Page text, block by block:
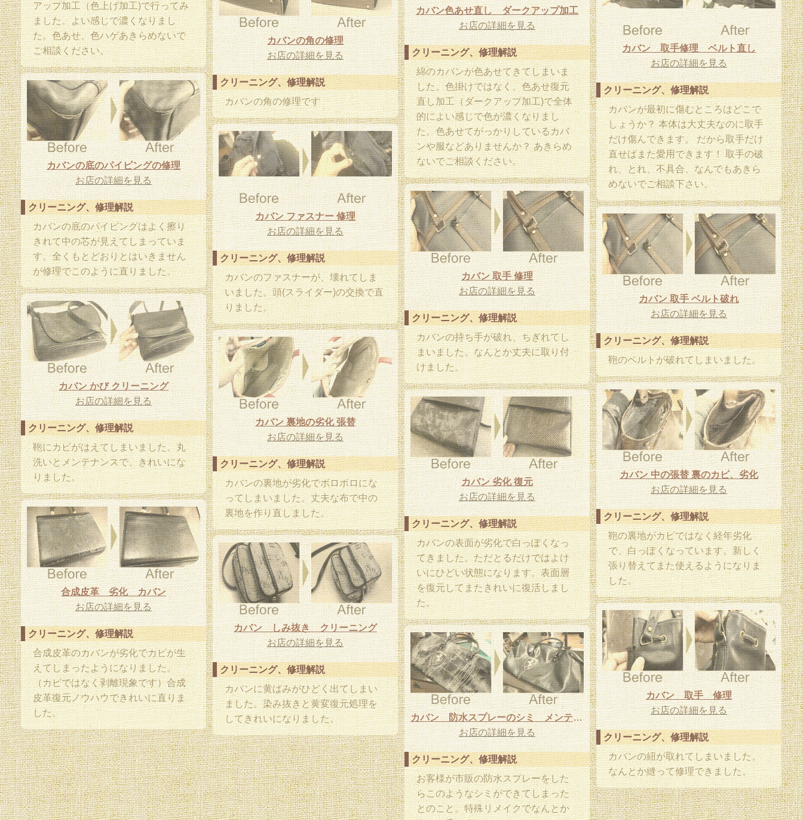
アップ加工（色上げ加工)で行ってみ
ました。よい感じで濃くなりまし
た。色あせ、色ハゲあきらめないで
ご相談ください。
カバン色あせ直し ダークアップ加工
お店の詳細を見る
クリーニング、修理解説
綿のカバンが色あせてきてしまいま
した。色掛けではなく、色あせ復元
直し加工（ダークアップ加工)で全体
的によい感じで色が濃くなりまし
た。色あせてがっかりしているカバ
ンや服などありませんか？ あきらめ
ないでご相談ください。
カバンの角の修理
お店の詳細を見る
クリーニング、修理解説
カバンの角の修理です
カバン 取手修理 ベルト直し
お店の詳細を見る
クリーニング、修理解説
カバンが最初に傷むところはどこで
しょうか？ 本体は大丈夫なのに取手
だけ傷んできます。 だから取手だけ
直せばまた愛用できます！ 取手の破
れ、とれ、不具合、なんでもあきら
めないでご相談下さい。
カバンの底のパイピングの修理
お店の詳細を見る
クリーニング、修理解説
カバンの底のパイピングはよく擦り
きれて中の芯が見えてしまっていま
す。全くもとどおりとはいきません
が修理でこのように直りました。
カバン ファスナー 修理
お店の詳細を見る
クリーニング、修理解説
カバンのファスナーが、壊れてしま
いました。頭(スライダー)の交換で直
りました。
カバン 取手 修理
お店の詳細を見る
クリーニング、修理解説
カバンの持ち手が破れ、ちぎれてし
まいました。なんとか丈夫に取り付
けました。
カバン 取手 ベルト破れ
お店の詳細を見る
クリーニング、修理解説
鞄のベルトが破れてしまいました。
カバン かび クリーニング
お店の詳細を見る
クリーニング、修理解説
鞄にカビがはえてしまいました。丸
洗いとメンテナンスで、きれいにな
りました。
カバン 裏地の劣化 張替
お店の詳細を見る
クリーニング、修理解説
カバンの裏地が劣化でボロボロにな
ってしまいました。丈夫な布で中の
裏地を作り直しました。
カバン 中の張替 裏のカビ、劣化
お店の詳細を見る
クリーニング、修理解説
鞄の裏地がカビではなく経年劣化
で、白っぽくなっています。新しく
張り替えてまた使えるようになりま
した。
カバン 劣化 復元
お店の詳細を見る
クリーニング、修理解説
カバンの表面が劣化で白っぽくなっ
てきました。ただとるだけではよけ
いにひどい状態になります。表面層
を復元してまたきれいに復活しまし
た。
合成皮革 劣化 カバン
お店の詳細を見る
クリーニング、修理解説
合成皮革のカバンが劣化でカビが生
えてしまったようになりました。
（カビではなく剥離現象です）合成
皮革復元ノウハウできれいに直りま
した。
カバン しみ抜き クリーニング
お店の詳細を見る
クリーニング、修理解説
カバンに黄ばみがひどく出てしまい
ました。染み抜きと黄変復元処理を
してきれいになりました。
カバン 取手 修理
お店の詳細を見る
クリーニング、修理解説
カバンの紐が取れてしまいました。
なんとか縫って修理できました。
カバン 防水スプレーのシミ メンテナンス
お店の詳細を見る
クリーニング、修理解説
お客様が市販の防水スプレーをした
らこのようなシミができてしまった
とのこと。特殊リメイクでなんとか